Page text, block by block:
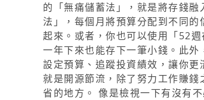
的「無痛儲蓄法」，就是將存錢
法」，每個月將預算分配到不同
起來。或者，你也可以使用「52
一年下來也能存下一筆小錢。此
設定預算、追蹤投資績效，讓你
就是開源節流，除了努力工作賺
省的地方。 像是檢視一下有沒有